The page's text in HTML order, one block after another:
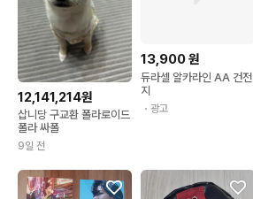
12,141,214원
삽니당 구교환 폴라로이드
폴라 싸폴
9일 전
13,900원
듀라셀 알카라인 AA 건전
지
・광고